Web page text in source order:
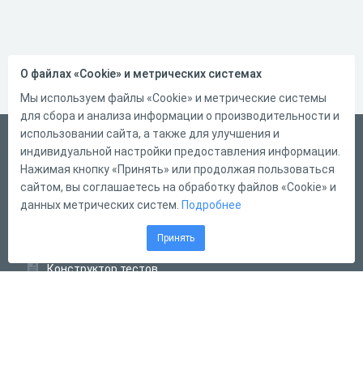
Русский
Справка
Форма обратной связи
Конструктор тестов
О файлах «Cookie» и метрических системах
Мы используем файлы «Cookie» и метрические системы
для сбора и анализа информации о производительности и
использовании сайта, а также для улучшения и
индивидуальной настройки предоставления информации.
Нажимая кнопку «Принять» или продолжая пользоваться
сайтом, вы соглашаетесь на обработку файлов «Cookie» и
данных метрических систем. Подробнее
Принять